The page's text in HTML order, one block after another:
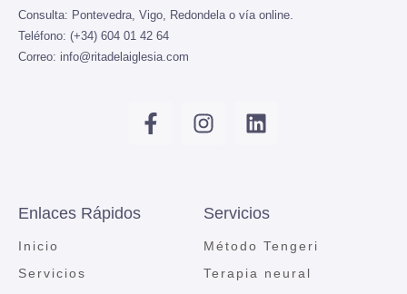
Consulta: Pontevedra, Vigo, Redondela o vía online.
Teléfono: (+34) 604 01 42 64
Correo: info@ritadelaiglesia.com
Enlaces Rápidos
Inicio
Servicios
Servicios
Método Tengeri
Terapia neural